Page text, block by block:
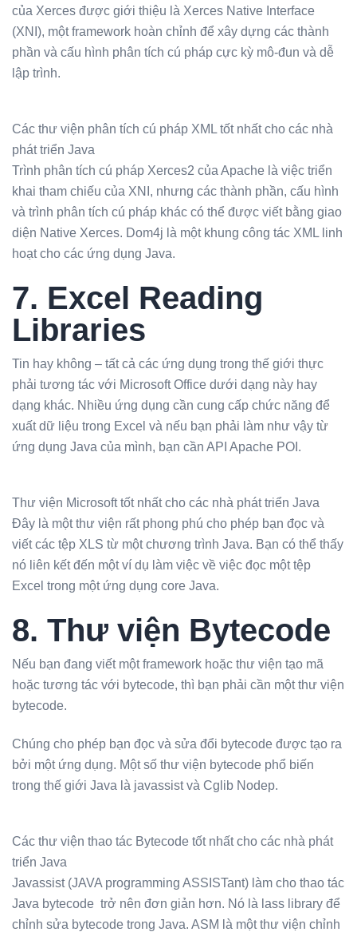
của Xerces được giới thiệu là Xerces Native Interface
(XNI), một framework hoàn chỉnh để xây dựng các thành
phần và cấu hình phân tích cú pháp cực kỳ mô-đun và dễ
lập trình.
Các thư viện phân tích cú pháp XML tốt nhất cho các nhà
phát triển Java
Trình phân tích cú pháp Xerces2 của Apache là việc triển
khai tham chiếu của XNI, nhưng các thành phần, cấu hình
và trình phân tích cú pháp khác có thể được viết bằng giao
diện Native Xerces. Dom4j là một khung công tác XML linh
hoạt cho các ứng dụng Java.
7. Excel Reading
Libraries
Tin hay không – tất cả các ứng dụng trong thế giới thực
phải tương tác với Microsoft Office dưới dạng này hay
dạng khác. Nhiều ứng dụng cần cung cấp chức năng để
xuất dữ liệu trong Excel và nếu bạn phải làm như vậy từ
ứng dụng Java của mình, bạn cần API Apache POI.
Thư viện Microsoft tốt nhất cho các nhà phát triển Java
Đây là một thư viện rất phong phú cho phép bạn đọc và
viết các tệp XLS từ một chương trình Java. Bạn có thể thấy
nó liên kết đến một ví dụ làm việc về việc đọc một tệp
Excel trong một ứng dụng core Java.
8. Thư viện Bytecode
Nếu bạn đang viết một framework hoặc thư viện tạo mã
hoặc tương tác với bytecode, thì bạn phải cần một thư viện
bytecode.
Chúng cho phép bạn đọc và sửa đổi bytecode được tạo ra
bởi một ứng dụng. Một số thư viện bytecode phổ biến
trong thế giới Java là javassist và Cglib Nodep.
Các thư viện thao tác Bytecode tốt nhất cho các nhà phát
triển Java
Javassist (JAVA programming ASSISTant) làm cho thao tác
Java bytecode trở nên đơn giản hơn. Nó là lass library để
chỉnh sửa bytecode trong Java. ASM là một thư viện chỉnh